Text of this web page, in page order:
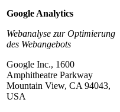
Google Analytics
Webanalyse zur Optimierung
des Webangebots
Google Inc., 1600
Amphitheatre Parkway
Mountain View, CA 94043,
USA